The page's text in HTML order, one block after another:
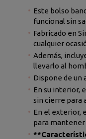
Este bolso
funcional sin
Fabricado en
cualquier
Además,
llevarlo al
Dispone de un
En su interior,
sin cierre para
En el exterior,
para mantener